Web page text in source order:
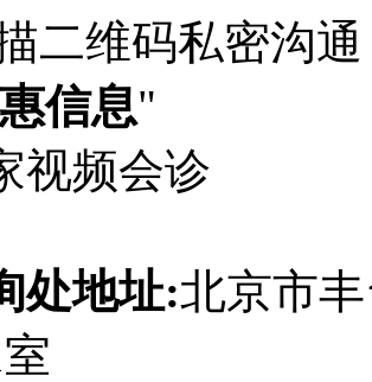
二维码私密沟通
信息"
视频会诊
处地址:北京市